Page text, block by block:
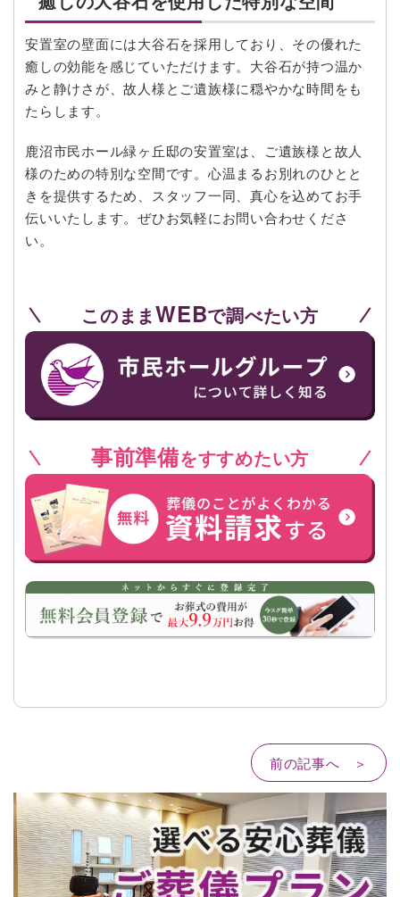
安置室の壁面には大谷石を採用しており、その優れた
癒しの効能を感じていただけます。大谷石が持つ温か
みと静けさが、故人様とご遺族様に穏やかな時間をも
たらします。
鹿沼市民ホール緑ヶ丘邸の安置室は、ご遺族様と故人
様のための特別な空間です。心温まるお別れのひとと
きを提供するため、スタッフ一同、真心を込めてお手
伝いいたします。ぜひお気軽にお問い合わせくださ
い。
このままWEBで調べたい方
事前準備をすすめたい方
前の記事へ ＞